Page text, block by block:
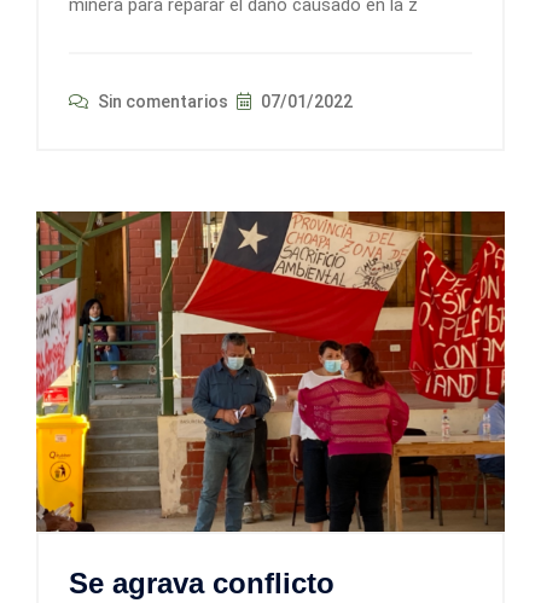
minera para reparar el daño causado en la z
Sin comentarios 07/01/2022
Se agrava conflicto